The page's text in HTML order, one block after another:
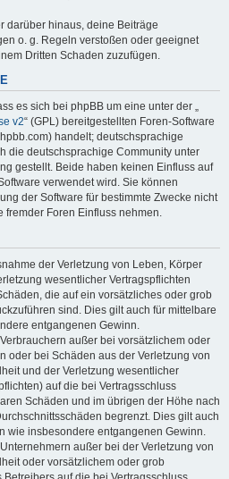
darüber hinaus, deine Beiträge
o. g. Regeln verstoßen oder geeignet
Dritten Schaden zuzufügen.
es sich bei phpBB um eine unter der „
v2“ (GPL) bereitgestellten Foren-Software
handelt; deutschsprachige
die deutschsprachige Community unter
gestellt. Beide haben keinen Einfluss auf
verwendet wird. Sie können
der Software für bestimmte Zwecke nicht
fremder Foren Einfluss nehmen.
der Verletzung von Leben, Körper
wesentlicher Vertragspflichten
die auf ein vorsätzliches oder grob
sind. Dies gilt auch für mittelbare
entgangenen Gewinn.
außer bei vorsätzlichem oder
oder bei Schäden aus der Verletzung von
und der Verletzung wesentlicher
auf die bei Vertragsschluss
Schäden und im übrigen der Höhe nach
begrenzt. Dies gilt auch
wie insbesondere entgangenen Gewinn.
außer bei der Verletzung von
oder vorsätzlichem oder grob